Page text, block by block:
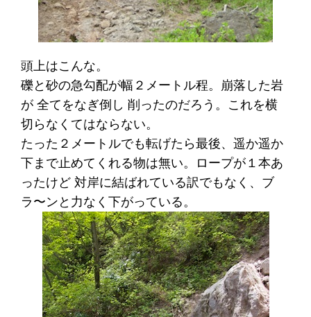
頭上はこんな。
礫と砂の急勾配が幅２メートル程。崩落した岩
が 全てをなぎ倒し 削ったのだろう。これを横
切らなくてはならない。
たった２メートルでも転げたら最後、遥か遥か
下まで止めてくれる物は無い。ロープが１本あ
ったけど 対岸に結ばれている訳でもなく、ブ
ラ〜ンと力なく下がっている。